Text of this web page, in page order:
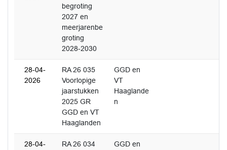
begroting
2027 en
meerjarenbe
groting
2028-2030
28-04-
2026
RA 26 035
Voorlopige
jaarstukken
2025 GR
GGD en VT
Haaglanden
GGD en
VT
Haaglande
n
28-04-
RA 26 034
GGD en